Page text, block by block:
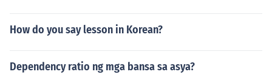
How do you say lesson in Korean?
Dependency ratio ng mga bansa sa asya?